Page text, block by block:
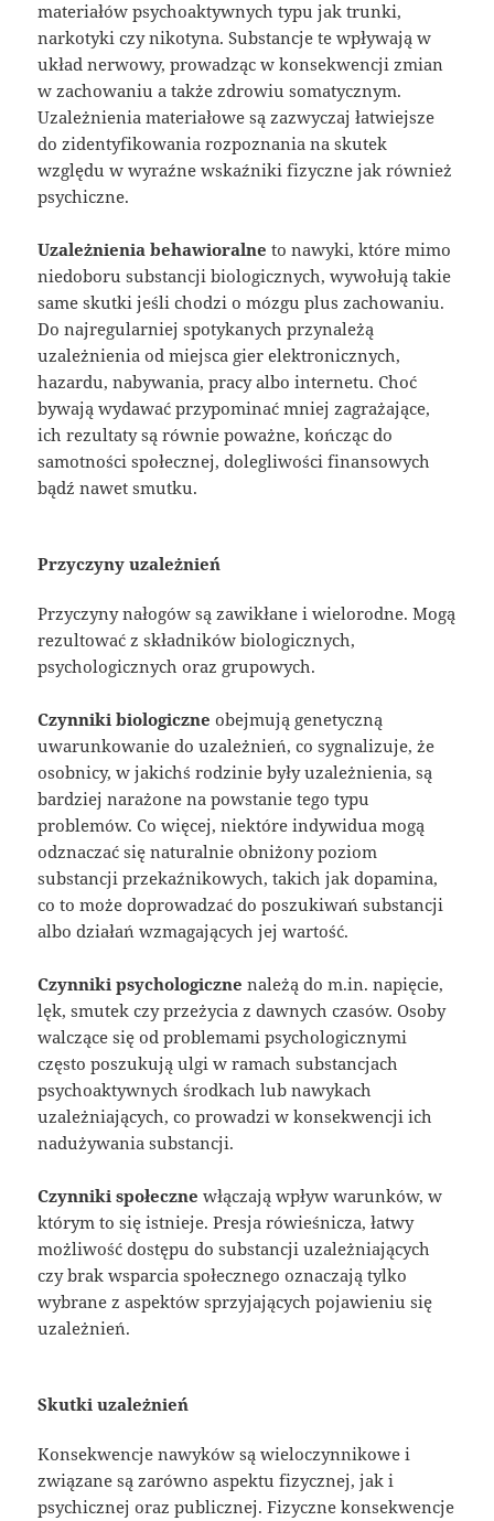
materiałów psychoaktywnych typu jak trunki,
narkotyki czy nikotyna. Substancje te wpływają w
układ nerwowy, prowadząc w konsekwencji zmian
w zachowaniu a także zdrowiu somatycznym.
Uzależnienia materiałowe są zazwyczaj łatwiejsze
do zidentyfikowania rozpoznania na skutek
względu w wyraźne wskaźniki fizyczne jak również
psychiczne.
Uzależnienia behawioralne to nawyki, które mimo
niedoboru substancji biologicznych, wywołują takie
same skutki jeśli chodzi o mózgu plus zachowaniu.
Do najregularniej spotykanych przynależą
uzależnienia od miejsca gier elektronicznych,
hazardu, nabywania, pracy albo internetu. Choć
bywają wydawać przypominać mniej zagrażające,
ich rezultaty są równie poważne, kończąc do
samotności społecznej, dolegliwości finansowych
bądź nawet smutku.
Przyczyny uzależnień
Przyczyny nałogów są zawikłane i wielorodne. Mogą
rezultować z składników biologicznych,
psychologicznych oraz grupowych.
Czynniki biologiczne obejmują genetyczną
uwarunkowanie do uzależnień, co sygnalizuje, że
osobnicy, w jakichś rodzinie były uzależnienia, są
bardziej narażone na powstanie tego typu
problemów. Co więcej, niektóre indywidua mogą
odznaczać się naturalnie obniżony poziom
substancji przekaźnikowych, takich jak dopamina,
co to może doprowadzać do poszukiwań substancji
albo działań wzmagających jej wartość.
Czynniki psychologiczne należą do m.in. napięcie,
lęk, smutek czy przeżycia z dawnych czasów. Osoby
walczące się od problemami psychologicznymi
często poszukują ulgi w ramach substancjach
psychoaktywnych środkach lub nawykach
uzależniających, co prowadzi w konsekwencji ich
nadużywania substancji.
Czynniki społeczne włączają wpływ warunków, w
którym to się istnieje. Presja rówieśnicza, łatwy
możliwość dostępu do substancji uzależniających
czy brak wsparcia społecznego oznaczają tylko
wybrane z aspektów sprzyjających pojawieniu się
uzależnień.
Skutki uzależnień
Konsekwencje nawyków są wieloczynnikowe i
związane są zarówno aspektu fizycznej, jak i
psychicznej oraz publicznej. Fizyczne konsekwencje